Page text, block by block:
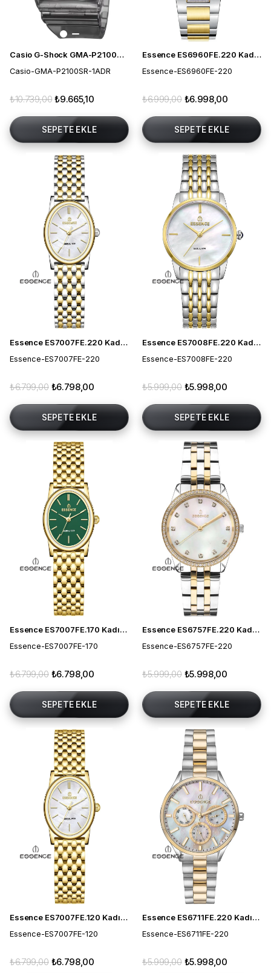
Casio G-Shock GMA-P2100SR-1ADR Kadın Kol Saati
Casio-GMA-P2100SR-1ADR
₺9.665,10
₺10.739,00
SEPETE EKLE
Essence ES6960FE.220 Kadın Kol Saati
Essence-ES6960FE-220
₺6.998,00
₺6.999,00
SEPETE EKLE
Essence ES7007FE.220 Kadın Kol Saati
Essence-ES7007FE-220
₺6.798,00
₺6.799,00
SEPETE EKLE
Essence ES7008FE.220 Kadın Kol Saati
Essence-ES7008FE-220
₺5.998,00
₺5.999,00
SEPETE EKLE
Essence ES7007FE.170 Kadın Kol Saati
Essence-ES7007FE-170
₺6.798,00
₺6.799,00
SEPETE EKLE
Essence ES6757FE.220 Kadın Kol Saati
Essence-ES6757FE-220
₺5.998,00
₺5.999,00
SEPETE EKLE
Essence ES7007FE.120 Kadın Kol Saati
Essence-ES7007FE-120
₺6.798,00
₺6.799,00
Essence ES6711FE.220 Kadın Kol Saati
Essence-ES6711FE-220
₺5.998,00
₺5.999,00